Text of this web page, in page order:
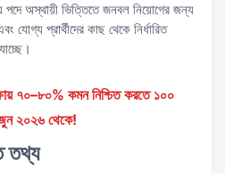
পদে অস্থায়ী ভিত্তিতে জনবল নিয়োগের জন্য
প্রার্থীদের কাছ থেকে নির্ধারিত
৭০–৮০% কমন নিশ্চিত করতে ১০০
২০২৬ থেকে!
তথ্য